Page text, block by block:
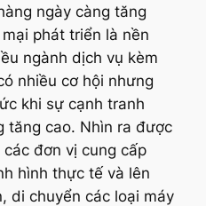
ngày càng tăng
phát triển là nền
ngành dịch vụ kèm
nhiều cơ hội nhưng
khi sự cạnh tranh
tăng cao. Nhìn ra được
đơn vị cung cấp
hình thực tế và lên
di chuyển các loại máy